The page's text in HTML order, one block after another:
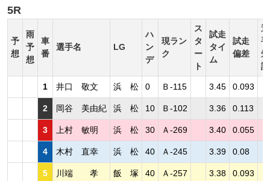
5R
予
想
雨
予
想
車
番
選手名 LG
ハ
ン
デ
現ラン
ク
ス
タ
ー
ト
試走
タイ
ム
試走
偏差
選
手
短
評
1 井口 敬文 浜 松 0 Ｂ-115 3.45 0.093
2 岡谷 美由紀 浜 松 10 Ｂ-102 3.36 0.113
3 上村 敏明 浜 松 30 Ａ-269 3.40 0.055
4 木村 直幸 浜 松 40 Ａ-245 3.39 0.08
5 川端 孝 飯 塚 40 Ａ-257 3.38 0.093